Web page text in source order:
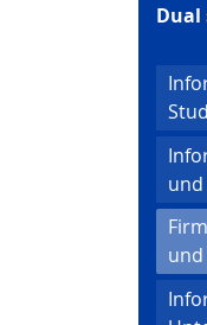
Dual